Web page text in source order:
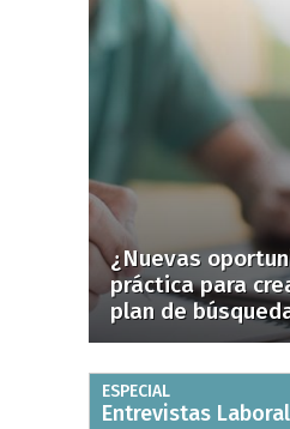
¿Nuevas
práctica para
plan de
ESPECIAL
Entrevistas